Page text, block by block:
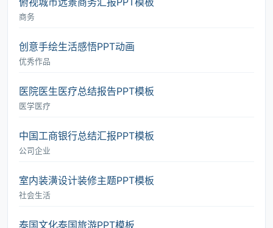
商务
创意手绘生活感悟PPT动画
优秀作品
医院医生医疗总结报告PPT模板
医学医疗
中国工商银行总结汇报PPT模板
公司企业
室内装潢设计装修主题PPT模板
社会生活
泰国文化泰国旅游PPT模板